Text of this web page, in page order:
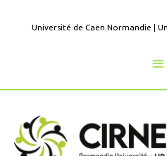
Université de Caen Normandie |
Au
l'en-